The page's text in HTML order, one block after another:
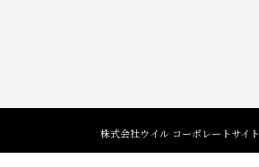
株式会社ウイル コーポレートサイト